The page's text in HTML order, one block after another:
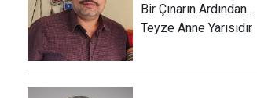
Bir Çınarın Ardından…
Teyze Anne Yarısıdır